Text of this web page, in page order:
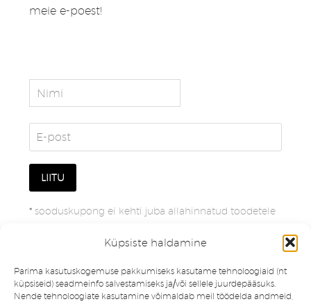
Küpsiste haldamine
Parima kasutuskogemuse pakkumiseks kasutame tehnoloogiaid (nt
küpsiseid) seadmeinfo salvestamiseks ja/või sellele juurdepääsuks.
Nende tehnoloogiate kasutamine võimaldab meil töödelda andmeid,
meie e-poest!
* sooduskupong ei kehti juba allahinnatud toodetele